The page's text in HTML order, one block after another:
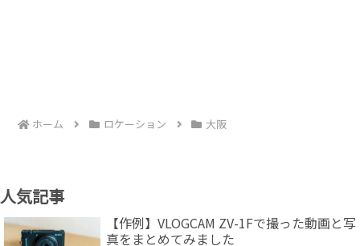
ホーム ロケーション 大阪
人気記事
【作例】VLOGCAM ZV-1Fで撮った動画と写
真をまとめてみました